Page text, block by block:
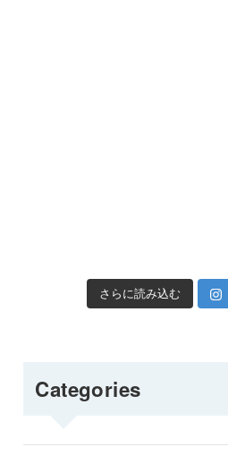
さらに読み込む
Categories